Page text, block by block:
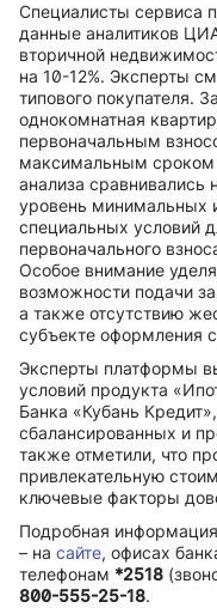
Специалисты сервиса
данные аналитиков
вторичной
на 10-12%. Эксперты
типового покупателя.
однокомнатная
первоначальным
максимальным сроком
анализа
уровень минимальных
специальных условий
первоначального
Особое внимание
возможности подачи
а также отсутствию
субъекте оформления
Эксперты платформы
условий продукта
Банка «Кубань
сбалансированных и
также отметили, что
привлекательную
ключевые факторы
Подробная
– на сайте, офисах
телефонам *2518
800-555-25-18.